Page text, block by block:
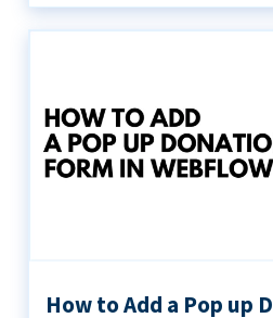
How to Add a Pop up